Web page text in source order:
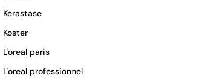
Kerastase
Koster
L'oreal paris
L'oreal professionnel